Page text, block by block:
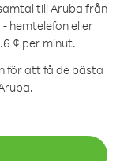
till Aruba från
hemtelefon eller
¢ per minut.
för att få de bästa